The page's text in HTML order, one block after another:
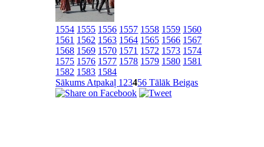
1554 1555 1556 1557 1558 1559 1560
1561 1562 1563 1564 1565 1566 1567
1568 1569 1570 1571 1572 1573 1574
1575 1576 1577 1578 1579 1580 1581
1582 1583 1584
SākumsAtpakaļ 123456 TālākBeigas